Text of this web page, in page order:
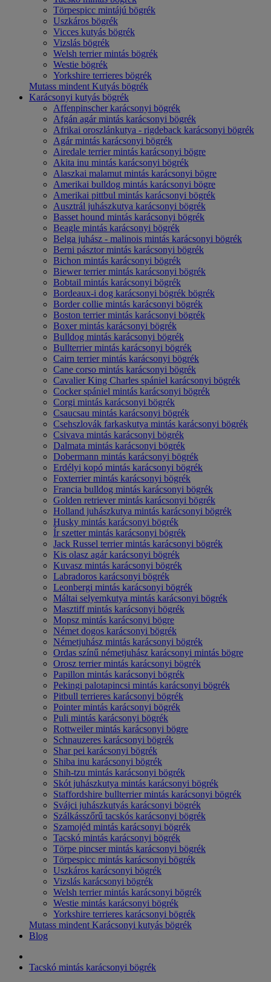
Törpespicc mintájú bögrék
Uszkáros bögrék
Vicces kutyás bögrék
Vizslás bögrék
Welsh terrier mintás bögrék
Westie bögrék
Yorkshire terrieres bögrék
Mutass mindent Kutyás bögrék
Karácsonyi kutyás bögrék
Affenpinscher karácsonyi bögrék
Afgán agár mintás karácsonyi bögrék
Afrikai oroszlánkutya - rigdeback karácsonyi bögrék
Agár mintás karácsonyi bögrék
Airedale terrier mintás karácsonyi bögre
Akita inu mintás karácsonyi bögrék
Alaszkai malamut mintás karácsonyi bögre
Amerikai bulldog mintás karácsonyi bögre
Amerikai pittbul mintás karácsonyi bögrék
Ausztrál juhászkutya karácsonyi bögrék
Basset hound mintás karácsonyi bögrék
Beagle mintás karácsonyi bögrék
Belga juhász - malinois mintás karácsonyi bögrék
Berni pásztor mintás karácsonyi bögrék
Bichon mintás karácsonyi bögrék
Biewer terrier mintás karácsonyi bögrék
Bobtail mintás karácsonyi bögrék
Bordeaux-i dog karácsonyi bögrék bögrék
Border collie mintás karácsonyi bögrék
Boston terrier mintás karácsonyi bögrék
Boxer mintás karácsonyi bögrék
Bulldog mintás karácsonyi bögrék
Bullterrier mintás karácsonyi bögrék
Cairn terrier mintás karácsonyi bögrék
Cane corso mintás karácsonyi bögrék
Cavalier King Charles spániel karácsonyi bögrék
Cocker spániel mintás karácsonyi bögrék
Corgi mintás karácsonyi bögrék
Csaucsau mintás karácsonyi bögrék
Csehszlovák farkaskutya mintás karácsonyi bögrék
Csivava mintás karácsonyi bögrék
Dalmata mintás karácsonyi bögrék
Dobermann mintás karácsonyi bögrék
Erdélyi kopó mintás karácsonyi bögrék
Foxterrier mintás karácsonyi bögrék
Francia bulldog mintás karácsonyi bögrék
Golden retriever mintás karácsonyi bögrék
Holland juhászkutya mintás karácsonyi bögrék
Husky mintás karácsonyi bögrék
Ír szetter mintás karácsonyi bögrék
Jack Russel terrier mintás karácsonyi bögrék
Kis olasz agár karácsonyi bögrék
Kuvasz mintás karácsonyi bögrék
Labradoros karácsonyi bögrék
Leonbergi mintás karácsonyi bögrék
Máltai selyemkutya mintás karácsonyi bögrék
Masztiff mintás karácsonyi bögrék
Mopsz mintás karácsonyi bögre
Német dogos karácsonyi bögrék
Németjuhász mintás karácsonyi bögrék
Ordas színű németjuhász karácsonyi mintás bögre
Orosz terrier mintás karácsonyi bögrék
Papillon mintás karácsonyi bögrék
Pekingi palotapincsi mintás karácsonyi bögrék
Pitbull terrieres karácsonyi bögrék
Pointer mintás karácsonyi bögrék
Puli mintás karácsonyi bögrék
Rottweiler mintás karácsonyi bögre
Schnauzeres karácsonyi bögrék
Shar pei karácsonyi bögrék
Shiba inu karácsonyi bögrék
Shih-tzu mintás karácsonyi bögrék
Skót juhászkutya mintás karácsonyi bögrék
Staffordshire bullterrier mintás karácsonyi bögrék
Svájci juhászkutyás karácsonyi bögrék
Szálkásszőrű tacskós karácsonyi bögrék
Szamojéd mintás karácsonyi bögrék
Tacskó mintás karácsonyi bögrék
Törpe pincser mintás karácsonyi bögrék
Törpespicc mintás karácsonyi bögrék
Uszkáros karácsonyi bögrék
Vizslás karácsonyi bögrék
Welsh terrier mintás karácsonyi bögrék
Westie mintás karácsonyi bögrék
Yorkshire terrieres karácsonyi bögrék
Mutass mindent Karácsonyi kutyás bögrék
Blog
Tacskó mintás karácsonyi bögrék